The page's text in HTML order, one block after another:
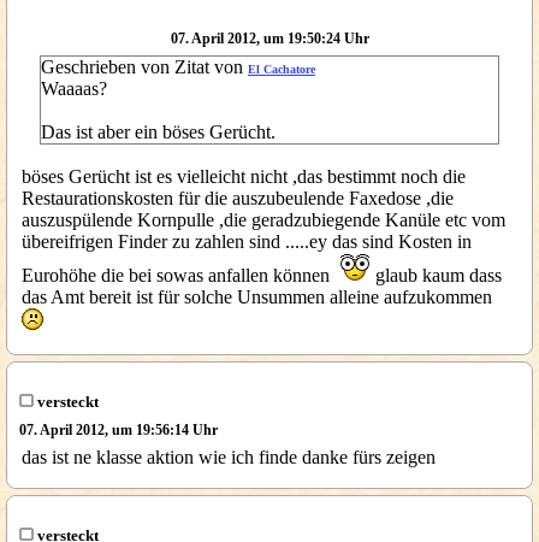
07. April 2012, um 19:50:24 Uhr
Geschrieben von Zitat von El Cachatore
Waaaas?
Das ist aber ein böses Gerücht.
böses Gerücht ist es vielleicht nicht ,das bestimmt noch die
Restaurationskosten für die auszubeulende Faxedose ,die
auszuspülende Kornpulle ,die geradzubiegende Kanüle etc vom
übereifrigen Finder zu zahlen sind .....ey das sind Kosten in
Eurohöhe die bei sowas anfallen können
glaub kaum dass
das Amt bereit ist für solche Unsummen alleine aufzukommen
versteckt
07. April 2012, um 19:56:14 Uhr
das ist ne klasse aktion wie ich finde danke fürs zeigen
versteckt